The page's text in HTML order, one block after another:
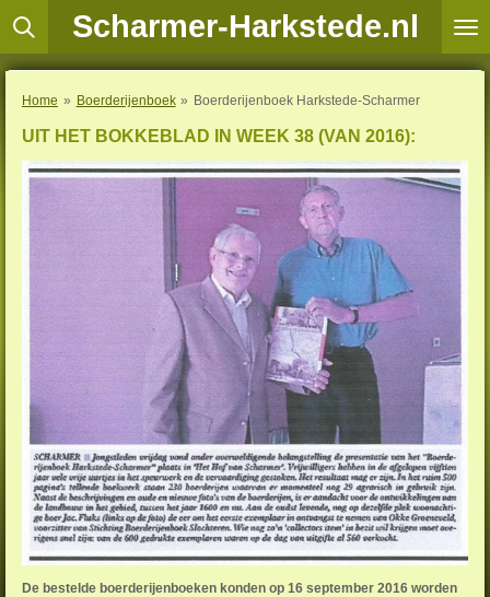
Ga
direct
hoofdinhoud
Scharmer-Harkstede.nl
Home » Boerderijenboek » Boerderijenboek Harkstede-Scharmer
UIT HET BOKKEBLAD IN WEEK 38 (VAN 2016):
De bestelde boerderijenboeken konden op 16 september 2016 worden